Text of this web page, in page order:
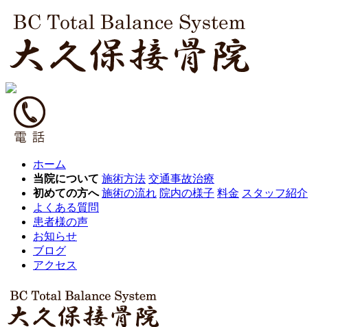
ホーム
当院について 施術方法 交通事故治療
初めての方へ 施術の流れ 院内の様子 料金 スタッフ紹介
よくある質問
患者様の声
お知らせ
ブログ
アクセス